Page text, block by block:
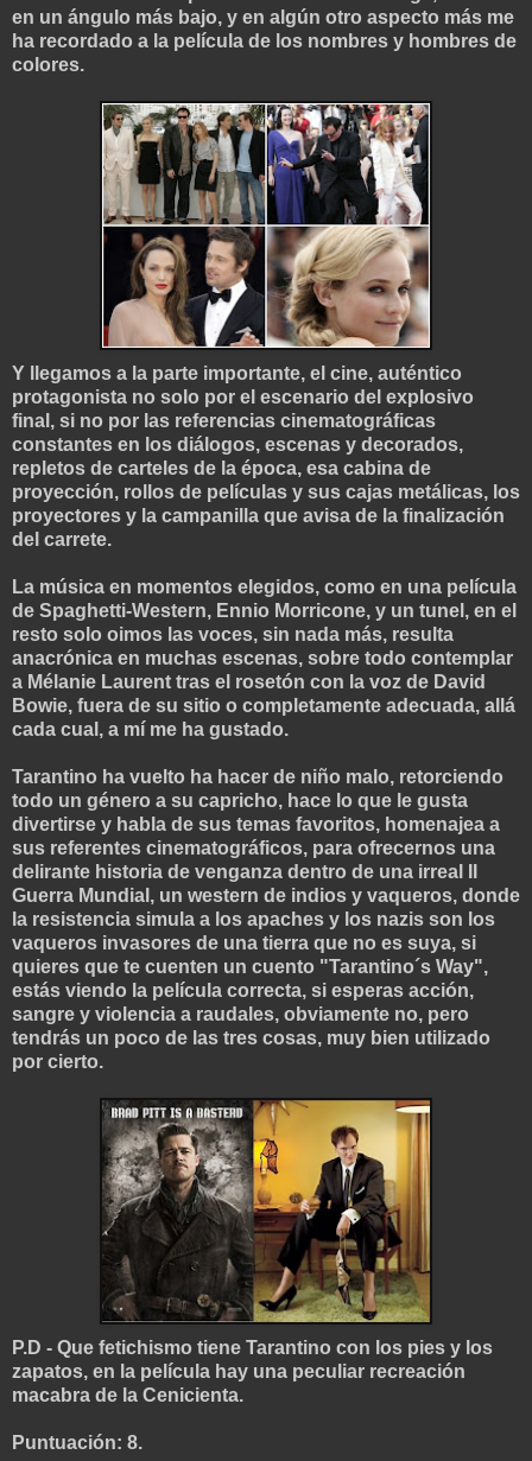
en un ángulo más bajo, y en al gún otro aspecto más me
ha recordado a la película de los nombres y hombres de
colores.
Y llegamos a la parte importante, el cine, auténtico
protagonista no solo por el escenario del explosivo
final, si no por las referencias cinematográficas
constantes en los diálogos, escenas y decorados,
repletos de carteles de la época, esa cabina de
proyección, rollos de películas y sus cajas metálicas, los
proyectores y la campanilla que avisa de la finalización
del carrete.
La música en momentos elegidos, como en una pel ícula
de Spaghetti-Western, Ennio Morricone, y un tunel, en el
resto solo oimos las voces, sin nada más, resulta
anacrónica en muchas escenas, sobre todo contemplar
a Mélanie Laurent tras el rosetón con la voz de David
Bowie, fuera de su sitio o completamente adecuada, allá
cada cual, a mí me ha gustado.
Tarantino ha vuelto ha hacer de niño malo, retorciendo
todo un género a su capricho, hace lo que le gusta
divertirse y habla de sus temas favoritos, homenajea a
sus referentes cinematográficos, para ofrecernos una
delirante historia de venganza dentro de una irreal II
Guerra Mundial, un western de indios y vaqueros, donde
la resistencia simula a los apaches y los nazis son los
vaqueros invasores de una tierra que no es suya, si
quieres que te cuenten un cuento "Tarantino´s Way",
estás viendo la película correcta, si esperas acción,
sangre y violencia a raudales, obviamente no, pero
tendrás un poco de las tres cosas, muy bien utilizado
por cierto.
P.D - Que fetichismo tiene Tarantino con los pies y los
zapatos, en la película hay una peculiar recreación
macabra de la Cenicienta.
Puntuación: 8.